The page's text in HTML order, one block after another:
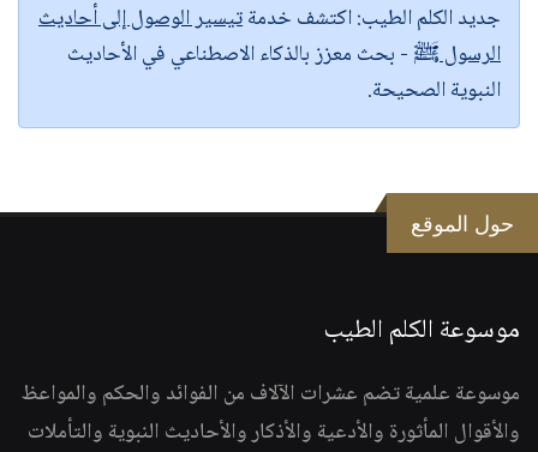
جديد الكلم الطيب:اكتشف خدمةتيسير الوصول إلى أحاديث
الرسول ﷺ - بحث معزز بالذكاء الاصطناعي في الأحاديث
النبوية الصحيحة.
حول الموقع
موسوعة الكلم الطيب
موسوعة علمية تضم عشرات الآلاف من الفوائد والحكم والمواعظ
والأقوال المأثورة والأدعية والأذكار والأحاديث النبوية والتأملات